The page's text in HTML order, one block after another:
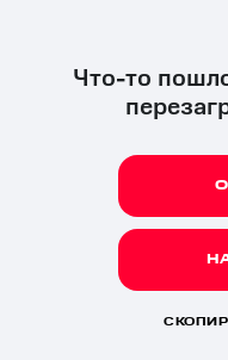
Что-то